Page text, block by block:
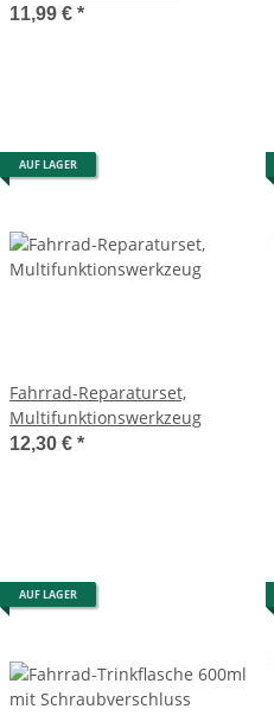
11,99 € *
AUF LAGER
Fahrrad-Reparaturset,
Multifunktionswerkzeug
12,30 € *
AUF LAGER